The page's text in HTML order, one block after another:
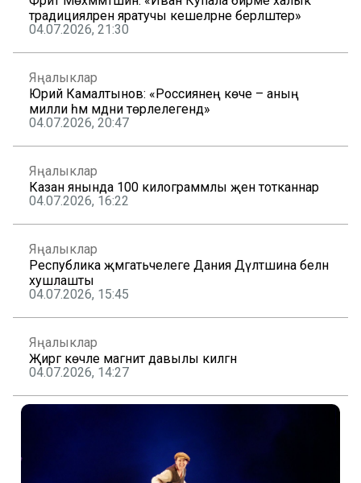
традицияләрен яратучы кешеләрне берләштерә»
04.07.2026, 21:30
Яңалыклар
Юрий Камалтынов: «Россиянең көче – аның
милли һәм мәдәни төрлелегендә»
04.07.2026, 20:47
Яңалыклар
Казан янында 100 килограммлы җәен тотканнар
04.07.2026, 16:22
Яңалыклар
Республика җәмәгатьчелеге Дания Дәүләтшина белән
хушлашты
04.07.2026, 15:45
Яңалыклар
Җиргә көчле магнит давылы килгән
04.07.2026, 14:27